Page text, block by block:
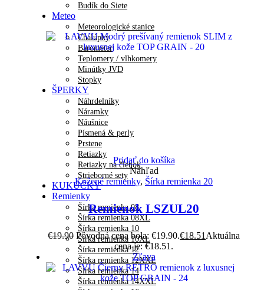
Budík do Siete
Meteo
Meteorologické stanice
Chalúpky
Barometer
Teplomery / vlhkomery
Minútky JVD
Stopky
ŠPERKY
Náhrdelníky
Náramky
Náušnice
Písmená & perly
Prstene
Retiazky
Retiazky na členok
Strieborné sety
KUKUČKY
Remienky
Šírka remienka 08
Šírka remienka 08XL
Šírka remienka 10
Šírka remienka 10XL
Šírka remienka 12
Šírka remienka 12XXL
Šírka remienka 14
Šírka remienka 14XXL
Pridať do košíka
Náhľad
Kožené remienky, Šírka remienka 20
Remienok LSZUL20
€19.90 Pôvodná cena bola: €19.90.€18.51 Aktuálna
cena je: €18.51.
Zľava